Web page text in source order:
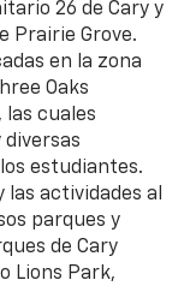
26 de Cary y
Prairie Grove.
en la zona
Oaks
las cuales
estudiantes.
las actividades al
parques y
de Cary
Lions Park,